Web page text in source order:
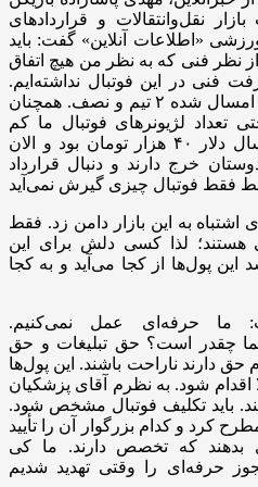
نقل‌وانتقالات و قراردادهای
«اطلاعات آنلاین» گفت: باید
نظر فنی که به نظر من هیچ اتفاق
فنی در این فوتبال نداشته‌ایم.
پارسال ۴ تیم در آسیا داشتیم و امسال شده ۲ تیم و نصف. همچنان
تعداد لژیونرهای فوتبال ما کم
شده است. بُعد دیگر اینکه پارسال دلار ۴۰ هزار تومان بود و الان
دوستان خرج دارند و دنبال قرارداد
به این بازار دامن زد. فقط
هستند؛ لذا کسی دلش برای این
پول‌ها از کجا می‌آید و به کجا
ما حرفه‌ای عمل نمی‌کنیم.
چقدر است؟ حق تبلیغات و حق
دارند ناراحت باشند. این پول‌ها
اقدام شود. به نظرم آقای پزشکیان
باید تکلیف فوتبال مشخص شود.
کرد و کدام بزرگوار آن را تأیید
بدهند که تخصص دارند. ما کی
حرفه‌ای را وقتی تهدید شدیم